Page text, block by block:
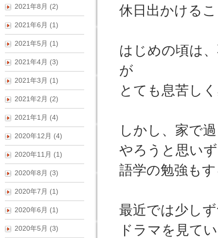
休日出かける
はじめの頃は
が
とても息苦し
しかし、家で
やろうと思い
語学の勉強も
最近では少し
ドラマを見て
2021年8月 (2)
2021年6月 (1)
2021年5月 (1)
2021年4月 (3)
2021年3月 (1)
2021年2月 (2)
2021年1月 (4)
2020年12月 (4)
2020年11月 (1)
2020年8月 (3)
2020年7月 (1)
2020年6月 (1)
2020年5月 (3)